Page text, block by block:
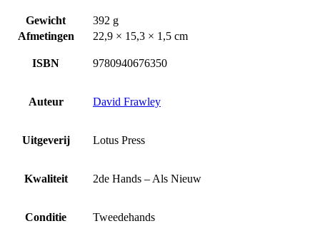
Gewicht
392 g
Afmetingen
22,9 × 15,3 × 1,5 cm
ISBN 9780940676350
Auteur David Frawley
Uitgeverij Lotus Press
Kwaliteit 2de Hands – Als Nieuw
Conditie Tweedehands